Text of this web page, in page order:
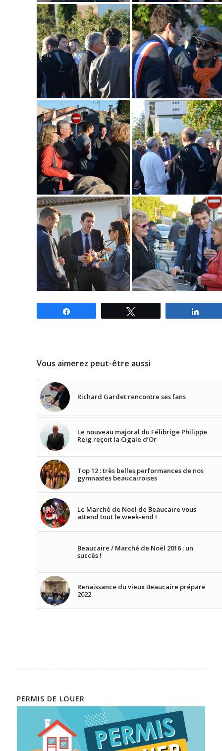
Vous aimerez peut-être aussi
Richard Gardet rencontre ses fans
Le nouveau majoral du Félibrige Philippe
Reig reçoit la Cigale d’Or
Top 12 : très belles performances de nos
gymnastes beaucairoises
Le Marché de Noël de Beaucaire vous
attend tout le week-end !
Beaucaire / Marché de Noël 2016 : un
succès !
Renaissance du vieux Beaucaire prépare
2022
PERMIS DE LOUER